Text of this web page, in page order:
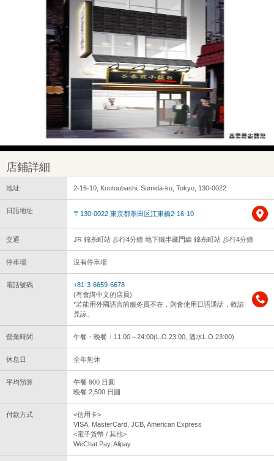
店鋪詳細
地址 2-16-10, Koutoubashi, Sumida-ku, Tokyo, 130-0022
日語地址 〒130-0022 東京都墨田区江東橋2-16-10
交通 JR 錦糸町站 步行4分鐘 地下鐵半藏門線 錦糸町站 步行4分鐘
停車場 沒有停車場
電話號碼
+81-3-6659-6678
(有會講中文的店員)
*若能用外國語言的服务員不在，則會使用日語通話，敬請
見諒。
營業時間 午餐・晚餐：11:00～24:00(L.O.23:00, 酒水L.O.23:00)
休息日 全年無休
平均預算
午餐 900 日圓
晚餐 2,500 日圓
付款方式
<信用卡>
VISA, MasterCard, JCB, American Express
<電子貨幣 / 其他>
WeChat Pay, Alipay